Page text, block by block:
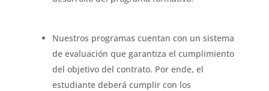
Nuestros programas cuentan con un sistema
de evaluación que garantiza el cumplimiento
del objetivo del contrato. Por ende, el
estudiante deberá cumplir con los